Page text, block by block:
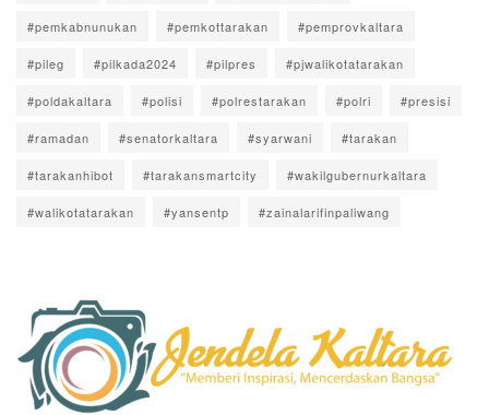
#pemkabnunukan #pemkottarakan #pemprovkaltara
#pileg #pilkada2024 #pilpres #pjwalikotatarakan
#poldakaltara #polisi #polrestarakan #polri #presisi
#ramadan #senatorkaltara #syarwani #tarakan
#tarakanhibot #tarakansmartcity #wakilgubernurkaltara
#walikotatarakan #yansentp #zainalarifinpaliwang